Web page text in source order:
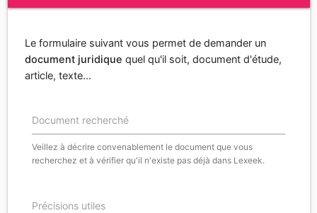
Le formulaire suivant vous permet de demander un
document juridique quel qu'il soit, document d'étude,
article, texte...
Document recherché
Veillez à décrire convenablement le document que vous
recherchez et à vérifier qu'il n'existe pas déjà dans Lexeek.
Précisions utiles